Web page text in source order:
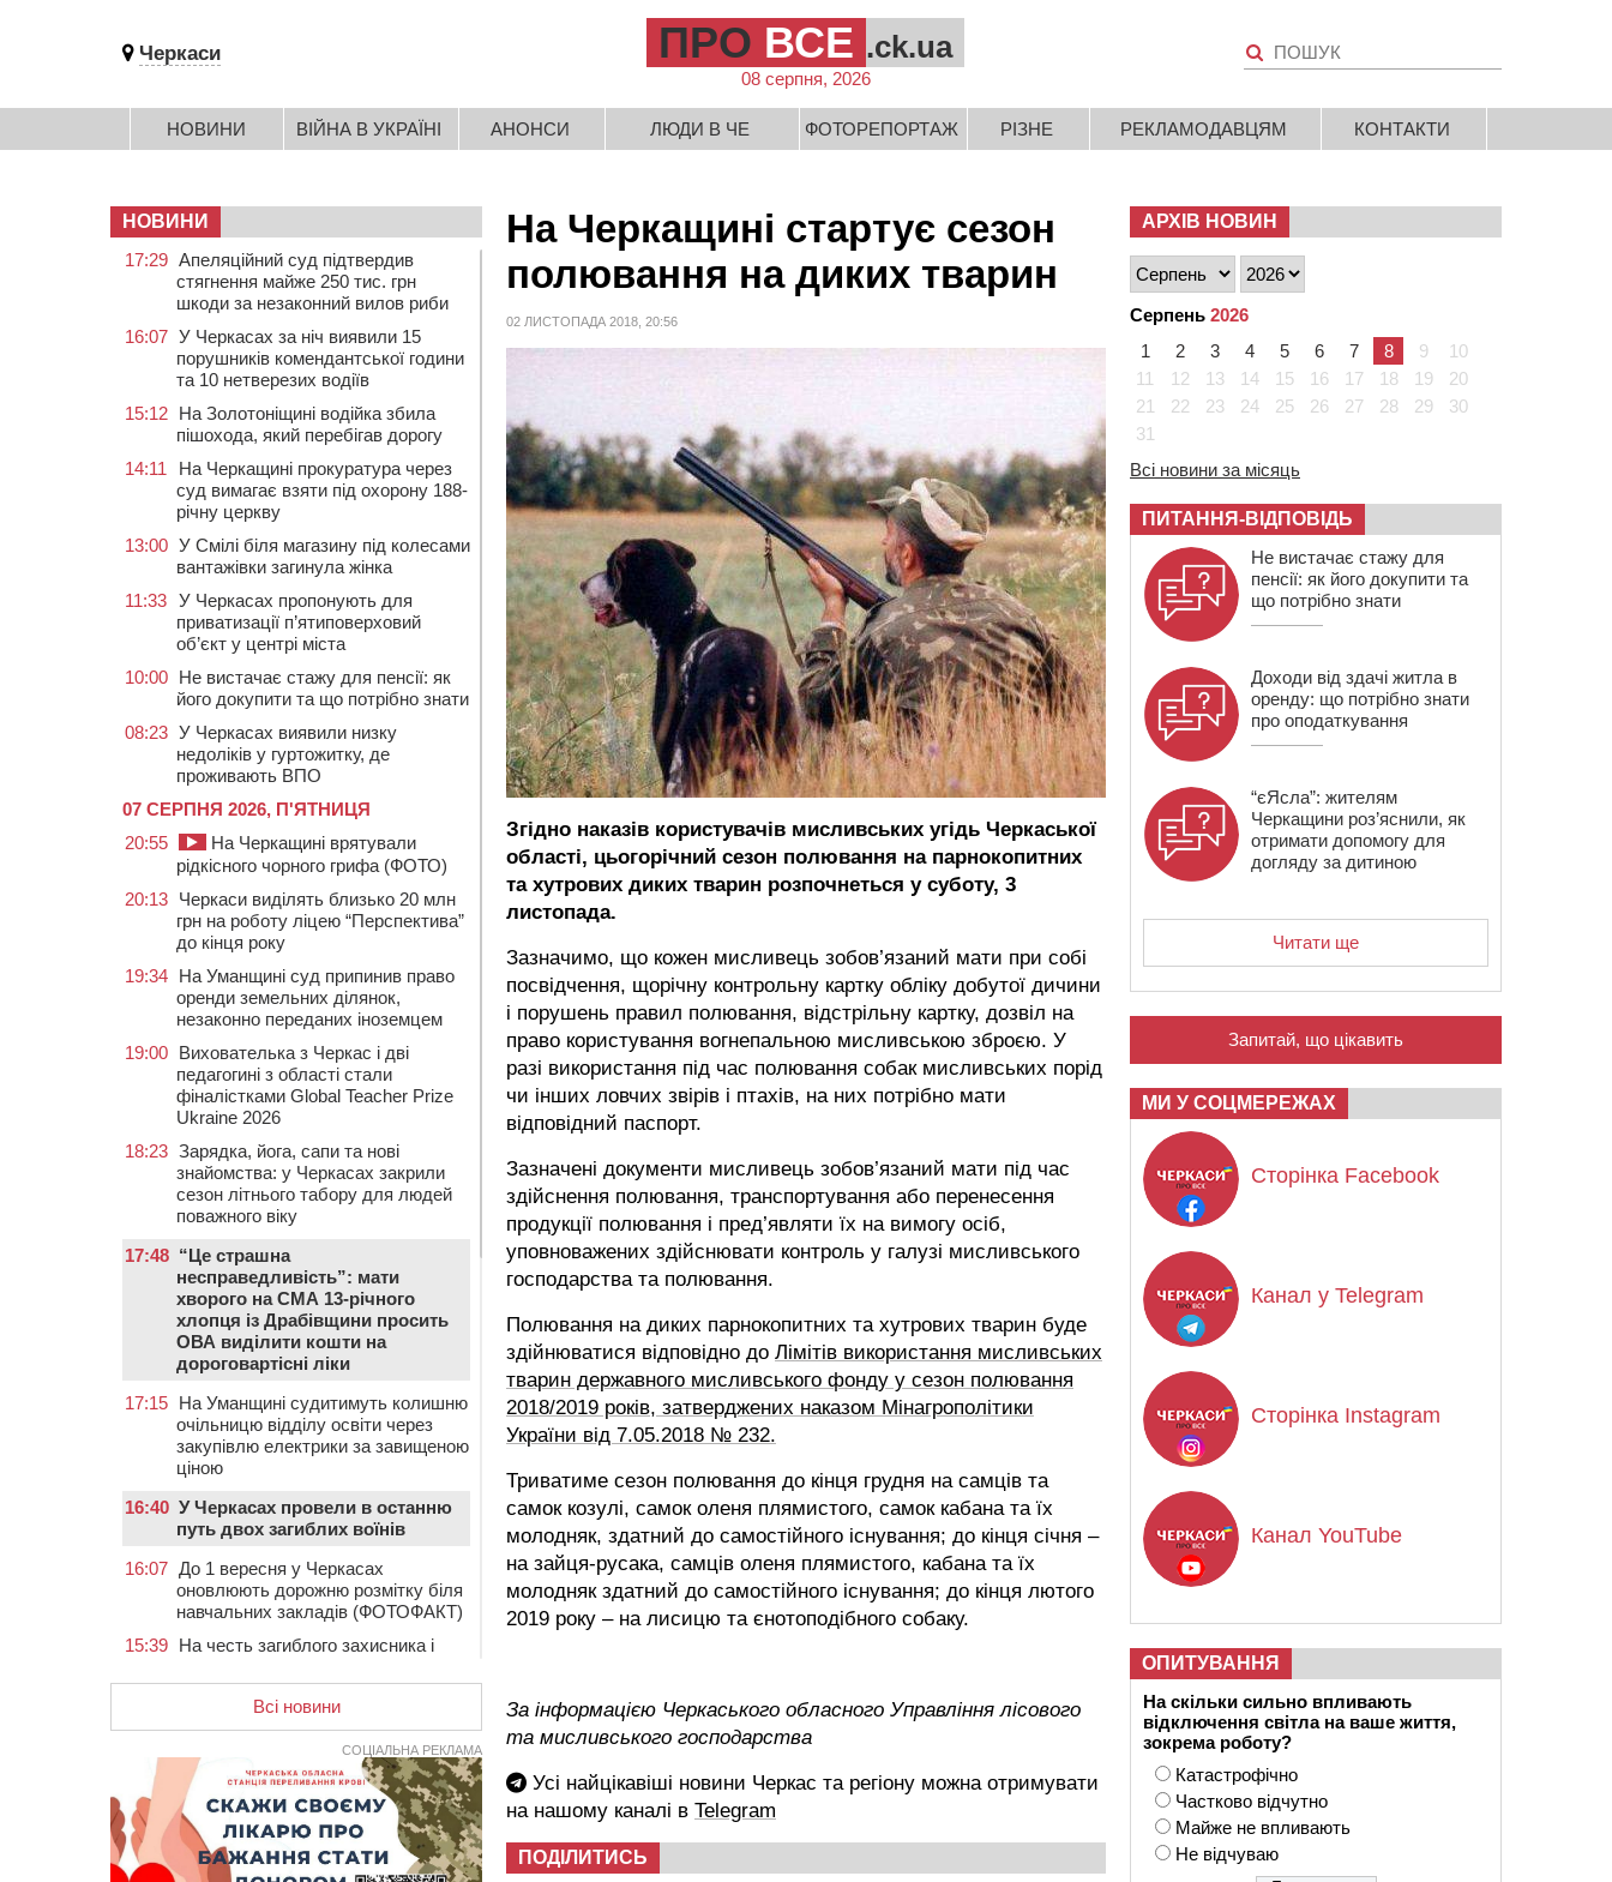
Черкаси ПРО ВСЕ .ck.ua
08 серпня, 2026
НОВИНИ ВІЙНА В УКРАЇНІ АНОНСИ ЛЮДИ В ЧЕ ФОТОРЕПОРТАЖ РІЗНЕ РЕКЛАМОДАВЦЯМ КОНТАКТИ
На Черкащині стартує сезон
полювання на диких тварин
02 ЛИСТОПАДА 2018, 20:56
Згідно наказів користувачів мисливських угідь Черкаської
області, цьогорічний сезон полювання на парнокопитних
та хутрових диких тварин розпочнеться у суботу, 3
листопада.
Зазначимо, що кожен мисливець зобов’язаний мати при собі
посвідчення, щорічну контрольну картку обліку добутої дичини
і порушень правил полювання, відстрільну картку, дозвіл на
право користування вогнепальною мисливською зброєю. У
разі використання під час полювання собак мисливських порід
чи інших ловчих звірів і птахів, на них потрібно мати
відповідний паспорт.
Зазначені документи мисливець зобов’язаний мати під час
здійснення полювання, транспортування або перенесення
продукції полювання і пред’являти їх на вимогу осіб,
уповноважених здійснювати контроль у галузі мисливського
господарства та полювання.
Полювання на диких парнокопитних та хутрових тварин буде
здійнюватися відповідно до Лімітів використання мисливських
тварин державного мисливського фонду у сезон полювання
2018/2019 років, затверджених наказом Мінагрополітики
України від 7.05.2018 № 232.
Триватиме сезон полювання до кінця грудня на самців та
самок козулі, самок оленя плямистого, самок кабана та їх
молодняк, здатний до самостійного існування; до кінця січня –
на зайця-русака, самців оленя плямистого, кабана та їх
молодняк здатний до самостійного існування; до кінця лютого
2019 року – на лисицю та єнотоподібного собаку.
За інформацією Черкаського обласного Управліннялісового
та мисливського господарства
Усі найцікавіші новини Черкас та регіону можна отримувати
на нашому каналі в Telegram
ПОДІЛИТИСЬ
НОВИНИ
17:29 Апеляційний суд підтвердив
стягнення майже 250 тис. грн
шкоди за незаконний вилов риби
16:07 У Черкасах за ніч виявили 15
порушників комендантської години
та 10 нетверезих водіїв
15:12 На Золотоніщині водійка збила
пішохода, який перебігав дорогу
14:11
На Черкащині прокуратура через
суд вимагає взяти під охорону 188-
річну церкву
13:00 У Смілі біля магазину під колесами
вантажівки загинула жінка
11:33 У Черкасах пропонують для
приватизації п’ятиповерховий
об’єкт у центрі міста
10:00 Не вистачає стажу для пенсії: як
його докупити та що потрібно знати
08:23 У Черкасах виявили низку
недоліків у гуртожитку, де
проживають ВПО
07 СЕРПНЯ 2026, П'ЯТНИЦЯ
20:55
На Черкащині врятували
рідкісного чорного грифа (ФОТО)
20:13 Черкаси виділять близько 20 млн
грн на роботу ліцею “Перспектива”
до кінця року
19:34 На Уманщині суд припинив право
оренди земельних ділянок,
незаконно переданих іноземцем
19:00 Вихователька з Черкас і дві
педагогині з області стали
фіналістками Global Teacher Prize
Ukraine 2026
18:23 Зарядка, йога, сапи та нові
знайомства: у Черкасах закрили
сезон літнього табору для людей
поважного віку
17:48 “Це страшна
несправедливість”: мати
хворого на СМА 13-річного
хлопця із Драбівщини просить
ОВА виділити кошти на
дороговартісні ліки
17:15 На Уманщині судитимуть колишню
очільницю відділу освіти через
закупівлю електрики за завищеною
ціною
16:40 У Черкасах провели в останню
путь двох загиблих воїнів
16:07 До 1 вересня у Черкасах
оновлюють дорожню розмітку біля
навчальних закладів (ФОТОФАКТ)
15:39 На честь загиблого захисника і
спортивно-реабілітаційний центр
заборону міськради, проведуть
“Ше.Fest”
14:31
У Каневі аномальна спека
призвела до перебоїв у роботі
електромереж та комунальних
служб
Всі новини
СОЦІАЛЬНА РЕКЛАМА
АРХІВ НОВИН
Серпень 2026
1
2 3 4 5 6 7 8 9
10
11
12 13 14 15 16 17 18 19
20
21
22 23 24 25 26 27 28 29
30
31
Всі новини за місяць
ПИТАННЯ-ВІДПОВІДЬ
Не вистачає стажу для
пенсії: як його докупити та
що потрібно знати
Доходи від здачі житла в
оренду: що потрібно знати
про оподаткування
“єЯсла”: жителям
Черкащини роз’яснили, як
отримати допомогу для
догляду за дитиною
Читати ще
Запитай, що цікавить
МИ У СОЦМЕРЕЖАХ
Сторінка Facebook
Канал у Telegram
Сторінка Instagram
Канал YouTube
ОПИТУВАННЯ
На скільки сильно впливають
відключення світла на ваше життя,
зокрема роботу?
Катастрофічно
Частково відчутно
Майже не впливають
Не відчуваю